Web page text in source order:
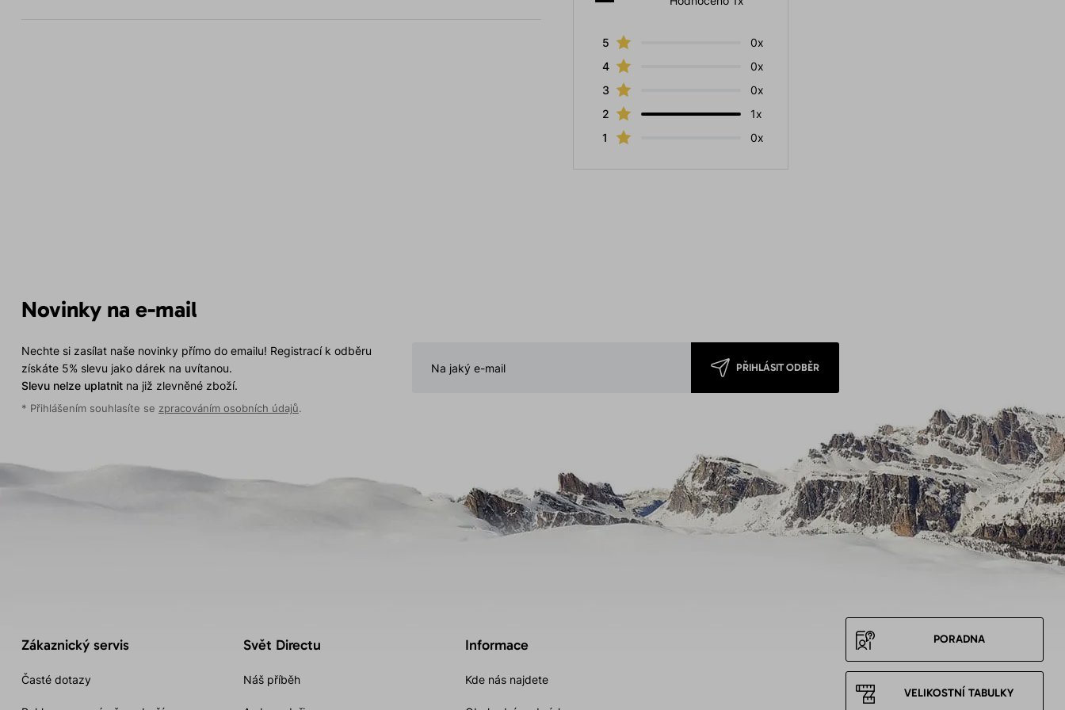
5
0x
4
0x
3
0x
2
1x
1
0x
Novinky na e-mail
Nechte si zasílat naše novinky přímo do emailu! Registrací k odběru
získáte 5% slevu jako dárek na uvítanou.
Slevu nelze uplatnitna již zlevněné zboží.
* Přihlášením souhlasíte se zpracováním osobních údajů.
PŘIHLÁSIT ODBĚR
Zákaznický servis
Časté dotazy
Svět Directu
Náš příběh
Informace
Kde nás najdete
PORADNA
VELIKOSTNÍ TABULKY